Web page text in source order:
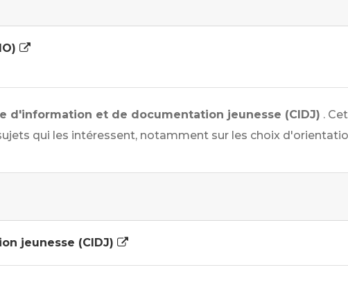
d'information et de documentation jeunesse (CIDJ) .
qui les intéressent, notamment sur les choix
jeunesse (CIDJ)